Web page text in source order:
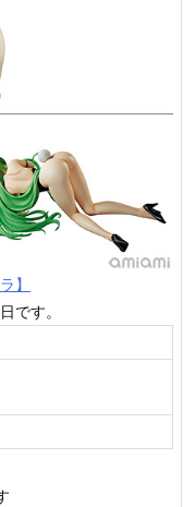
】
です。